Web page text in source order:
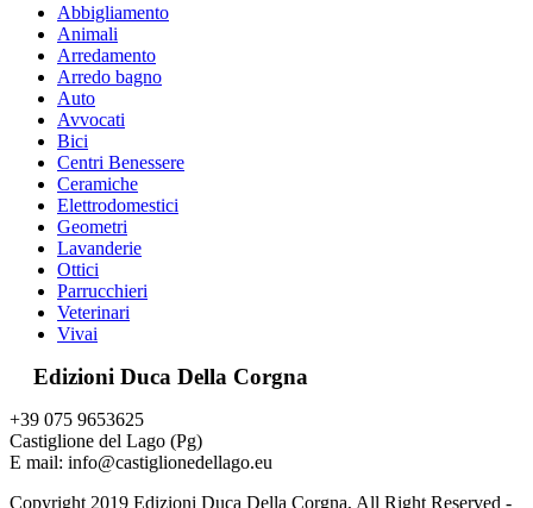
Abbigliamento
Animali
Arredamento
Arredo bagno
Auto
Avvocati
Bici
Centri Benessere
Ceramiche
Elettrodomestici
Geometri
Lavanderie
Ottici
Parrucchieri
Veterinari
Vivai
Edizioni Duca Della Corgna
+39 075 9653625
Castiglione del Lago (Pg)
E mail: info@castiglionedellago.eu
Copyright 2019 Edizioni Duca Della Corgna, All Right Reserved -